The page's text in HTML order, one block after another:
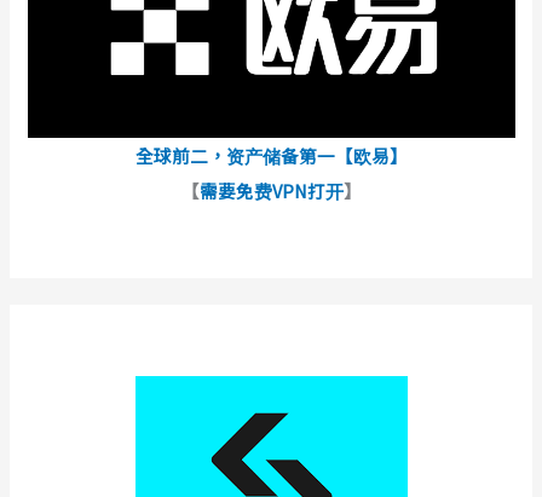
全球前二，资产储备第一【欧易】
【需要免费VPN打开】